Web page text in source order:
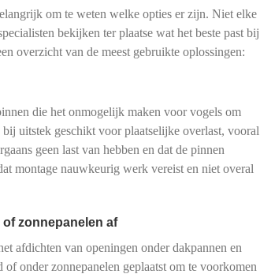
om te weten welke opties er zijn. Niet elke
bekijken ter plaatse wat het beste past bij
overzicht van de meest gebruikte oplossingen:
die het onmogelijk maken voor vogels om
uitstek geschikt voor plaatselijke overlast, vooral
geen last van hebben en dat de pinnen
montage nauwkeurig werk vereist en niet overal
zonnepanelen af
afdichten van openingen onder dakpannen en
onder zonnepanelen geplaatst om te voorkomen